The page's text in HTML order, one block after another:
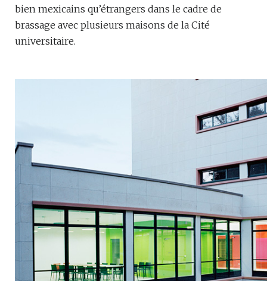
bien mexicains qu’étrangers dans le cadre de
brassage avec plusieurs maisons de la Cité
universitaire.